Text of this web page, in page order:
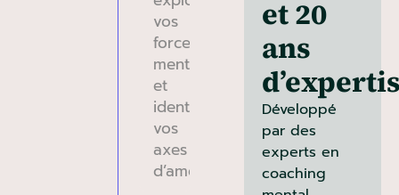
vos
forces
mentales
et
identifier
vos
axes
d’amélioration.
et 20
ans
Développé
par des
experts en
coaching